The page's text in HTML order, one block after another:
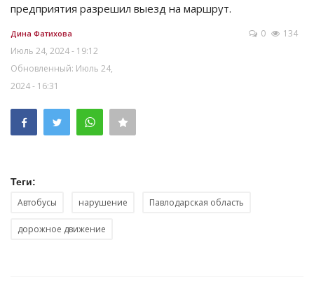
предприятия разрешил выезд на маршрут.
Дина Фатихова
Июль 24, 2024 - 19:12
Обновленный: Июль 24,
2024 - 16:31
0 134
Теги:
Автобусы нарушение Павлодарская область
дорожное движение